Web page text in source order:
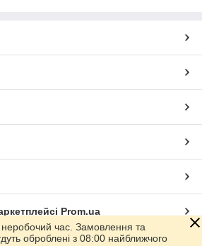
Prom.ua
неробочий час. Замовлення та
оброблені з 08:00 найближчого